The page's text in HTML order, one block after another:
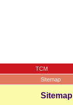
TCM
Sitemap
Sitemap